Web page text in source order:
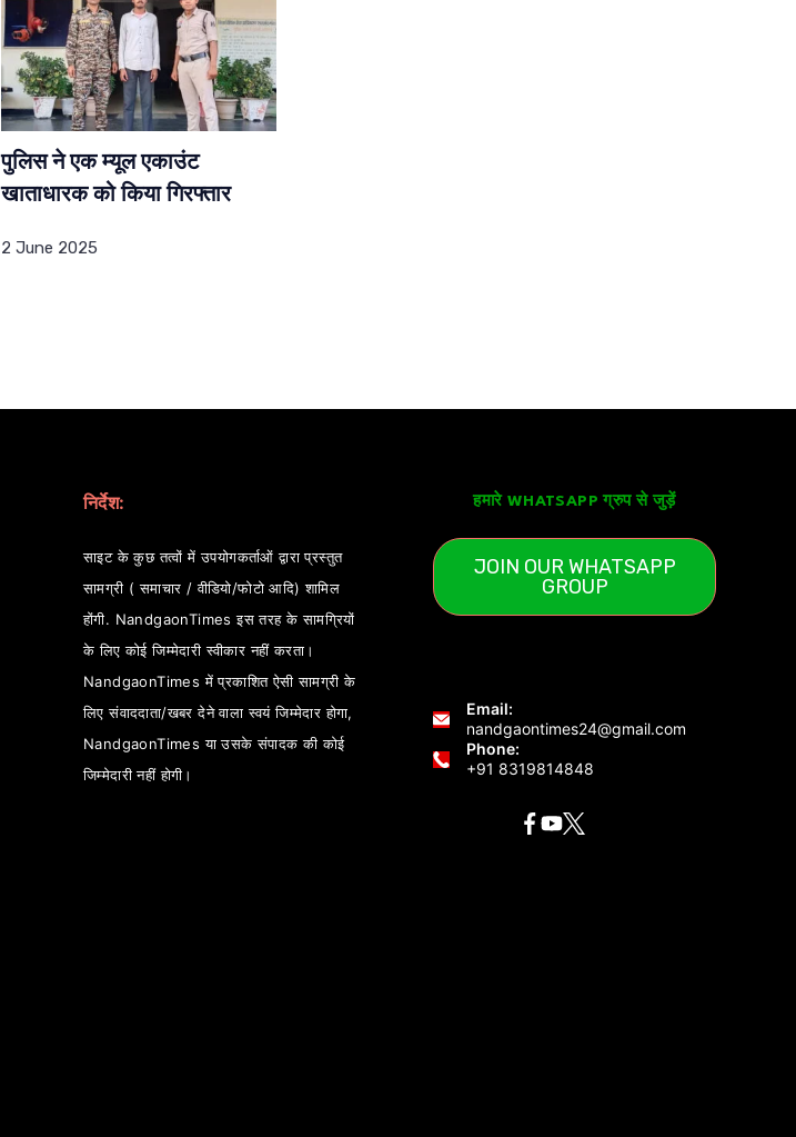
पुलिस ने एक म्यूल एकाउंट
खाताधारक को किया गिरफ्तार
2 June 2025
निर्देश:
साइट के कुछ तत्वों में उपयोगकर्ताओं द्वारा प्रस्तुत
सामग्री ( समाचार / वीडियो/फोटो आदि) शामिल
होंगी. NandgaonTimes इस तरह के सामग्रियों
के लिए कोई जिम्मेदारी स्वीकार नहीं करता।
NandgaonTimes में प्रकाशित ऐसी सामग्री के
लिए संवाददाता/खबर देने वाला स्वयं जिम्मेदार होगा,
NandgaonTimes या उसके संपादक की कोई
जिम्मेदारी नहीं होगी।
हमारे WHATSAPP ग्रुप से जुड़ें
JOIN OUR WHATSAPP
GROUP
Email:
nandgaontimes24@gmail.com
Phone:
+91 8319814848